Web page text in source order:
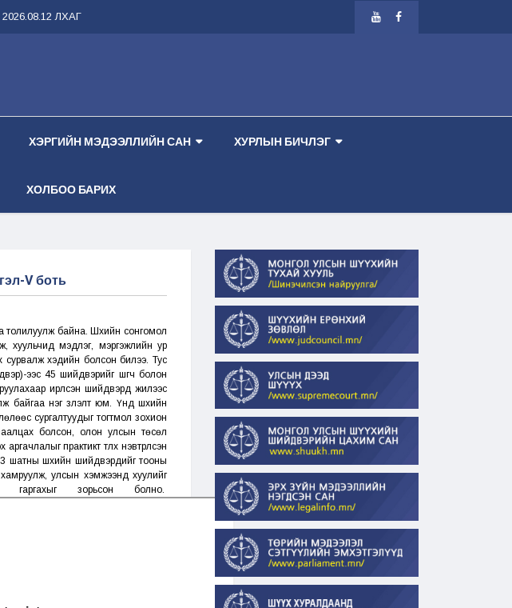
ЛХАГВА ГАРАГ 2 ДУГААР ТАНХИМ -- -- ШҮҮХ ХУРАЛДААНЫ ЗАР 2026.08.13 ПҮРЭВ ГАРАГ 1
ХЭРГИЙН МЭДЭЭЛЛИЙН САН ХУРЛЫН БИЧЛЭГ
ХОЛБОО БАРИХ
V боть
байна. Шүүхийн сонгомол
хуульчид мэдлэг, мэргэжлийн ур
сурвалж хэдийн болсон билээ. Тус
ээс 45 шийдвэрийг шүүгч болон
ирүүлсэн шийдвэрүүд жилээс
нэг үзүүлэлт юм. Үүнд шүүхийн
сургалтуудыг тогтмол зохион
болсон, олон улсын төсөл
практикт түлхүү нэвтрүүлсэн
шатны шүүхийн шийдвэрүүдийг тооны
хамруулж, улсын хэмжээнд хуулийг
зорьсон болно.